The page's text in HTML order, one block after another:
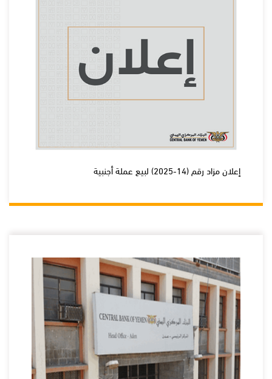
إعلان مزاد رقم (14-2025) لبيع عملة أجنبية